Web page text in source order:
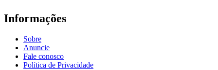
Informações
Sobre
Anuncie
Fale conosco
Política de Privacidade